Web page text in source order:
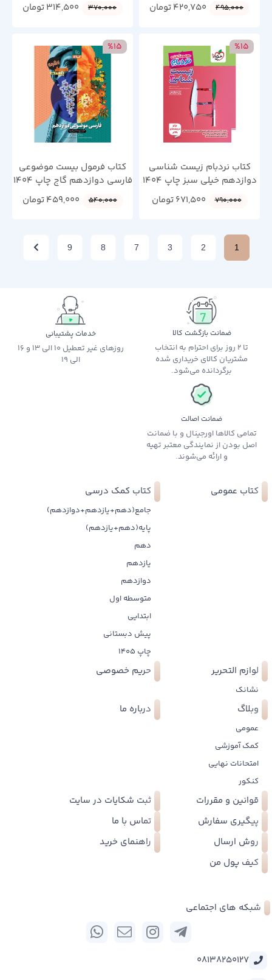
495,000
420,750تومان 370,000
314,500تومان
کتاب نردبام زیست شناسی
دوازدهم خیلی سبز چاپ 1404
%15
790,000
671,500تومان
کتاب فرمول بیست موضوعی
فارسی دوازدهم گاج چاپ 1404
%15
540,000
459,000تومان
1
2
3
7
8
9
ضمانت بازگشت کالا
تا 2 روز برای احترام به انتخاب
مشتریان کالای خریداری شده
برگردانده می‌شود.
خدمات پشتیبانی
روزهای غیر تعطیل 10 الی 13 و 16
الی 19
ضمانت اصالت
تمامی کالاها اورجینال و با ضمانت
اصل بودن از نمایندگی معتبر تهیه
و ارائه می‌شوند.
کتاب عمومی کتاب کمک درسی
جامع(دهم+یازدهم+دوازدهم)
پایه(دهم+یازدهم)
دهم
یازدهم
دوازدهم
متوسطه اول
ابتدایی
پیش دبستانی
چاپ 1405
لوازم التحریر
نشانک
حریم خصوصی
وبلاگ
عمومی
کمک آموزشی
امتحانات نهایی
کنکور
درباره ما
قوانین و مقررات
ثبت شکایات در سایت
پیگیری سفارش
تماس با ما
روش ارسال
راهنمای خرید
کیف پول من
شبکه های اجتماعی
08138250127